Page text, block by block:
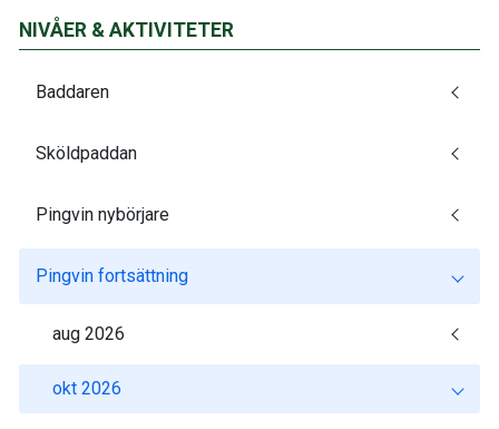
NIVÅER & AKTIVITETER
Baddaren
Sköldpaddan
Pingvin nybörjare
Pingvin fortsättning
aug 2026
okt 2026